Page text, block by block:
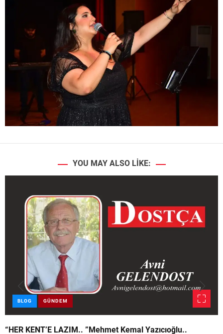
YOU MAY ALSO LIKE:
BLOG GÜNDEM
“HER KENT’E LAZIM.. ”Mehmet Kemal Yazıcıoğlu..